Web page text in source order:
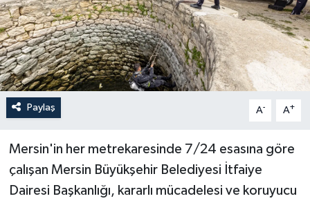
Paylaş A- A+
Mersin'in her metrekaresinde 7/24 esasına göre
çalışan Mersin Büyükşehir Belediyesi İtfaiye
Dairesi Başkanlığı, kararlı mücadelesi ve koruyucu